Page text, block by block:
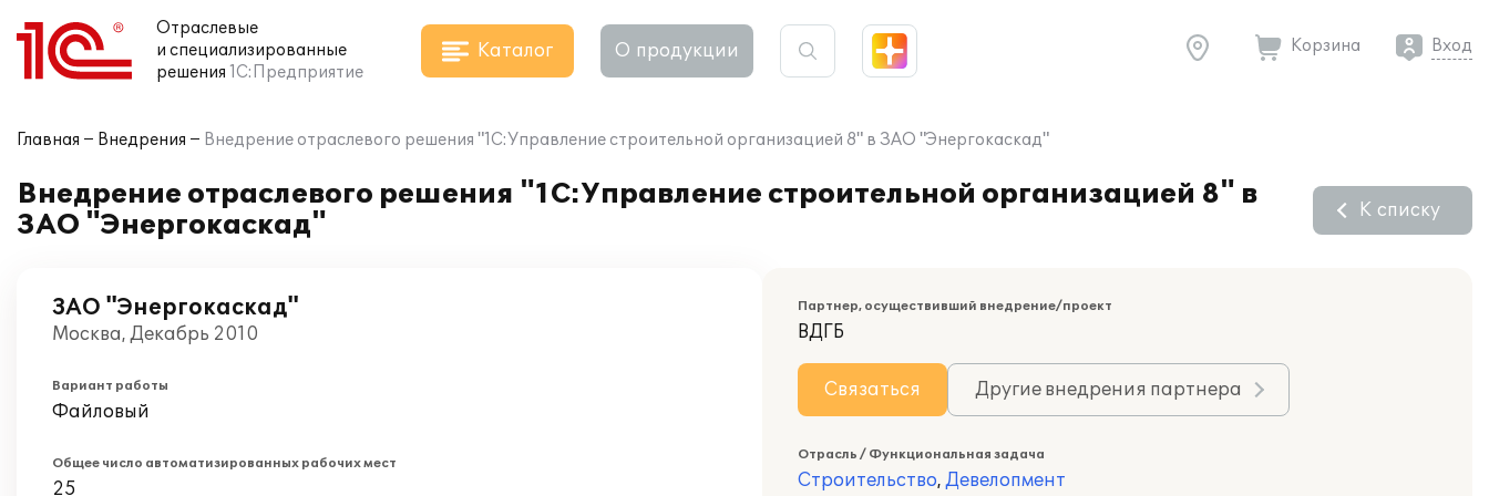
Отраслевые
и специализированные
решения 1С:Предприятие
Каталог О продукции Корзина Вход
Главная Внедрения Внедрение отраслевого решения "1С:Управление строительной организацией 8" в ЗАО "Энергокаскад"
Внедрение отраслевого решения "1С:Управление строительной организацией 8" в
ЗАО "Энергокаскад"
К списку
ЗАО "Энергокаскад"
Москва, Декабрь 2010
Вариант работы
Файловый
Общее число автоматизированных рабочих мест
25
Партнер, осуществивший внедрение/проект
ВДГБ
Связаться Другие внедрения партнера
Отрасль / Функциональная задача
Строительство, Девелопмент